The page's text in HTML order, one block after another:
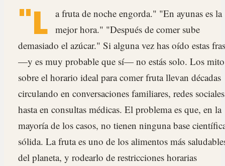
"L a fruta de noche engorda." "En ayunas es la
mejor hora." "Después de comer sube
demasiado el azúcar." Si alguna vez has oído estas
—y es muy probable que sí— no estás solo. Los
sobre el horario ideal para comer fruta llevan décadas
circulando en conversaciones familiares, redes
hasta en consultas médicas. El problema es que, en la
mayoría de los casos, no tienen ninguna base
sólida. La fruta es uno de los alimentos más
del planeta, y rodearlo de restricciones horarias